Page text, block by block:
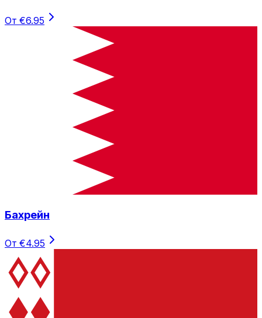
От €6.95
Бахрейн
От €4.95